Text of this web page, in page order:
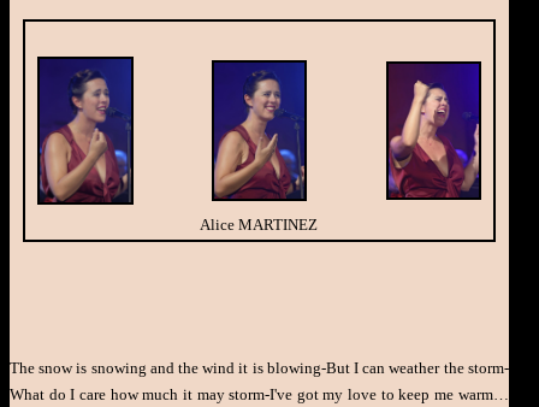
Alice MARTINEZ
The snow is snowing and the wind it is blowing-But I can weather the storm-
What do I care how much it may storm-I've got my love to keep me warm…